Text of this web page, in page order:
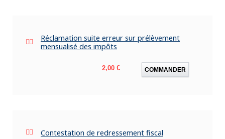
Réclamation suite erreur sur prélèvement
mensualisé des impôts
Prix
2,00 € COMMANDER
Contestation de redressement fiscal